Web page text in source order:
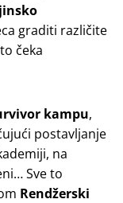
graditi različite
čeka
kampu,
postavljanje
na
Sve to
Rendžerski